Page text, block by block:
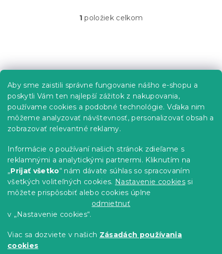
Aby sme zaistili správne fungovanie nášho e-shopu a
poskytli Vám ten najlepší zážitok z nakupovania,
používame cookies a podobné technológie. Vďaka nim
môžeme analyzovať návštevnosť, personalizovať obsah a
zobrazovať relevantné reklamy.
Informácie o používaní našich stránok zdieľame s
reklamnými a analytickými partnermi. Kliknutím na
„Prijať všetko“ nám dávate súhlas so spracovaním
všetkých voliteľných cookies. Nastavenie cookies si
môžete prispôsobiť alebo cookies úplne
odmietnuť
v „Nastavenie cookies“.
Viac sa dozviete v našich Zásadách používania
cookies
O
a
i
e
p
r
v
k
y
v
ý
p
i
s
u
1 položiek celkom
á
Informácie pre vás
Predajne
Sledovanie objednávky
Možnosti doručenia
Reklamácie a vrátenie tovaru
Kontakty
Obchodné podmienky
Podmienky ochrany osobných údajov
Pre partnerov